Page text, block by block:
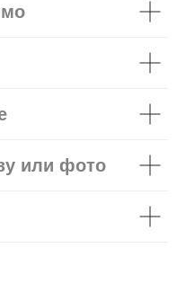
или фото